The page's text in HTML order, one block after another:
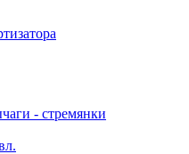
- стремянки